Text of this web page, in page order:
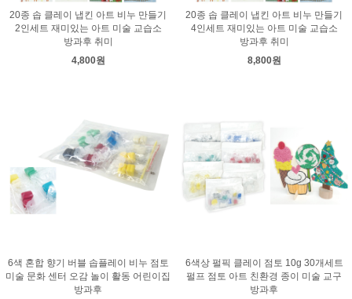
20종 솝 클레이 냅킨 아트 비누 만들기
2인세트 재미있는 아트 미술 교습소
방과후 취미
4,800원
20종 솝 클레이 냅킨 아트 비누 만들기
4인세트 재미있는 아트 미술 교습소
방과후 취미
8,800원
6색 혼합 향기 버블 솝플레이 비누 점토
미술 문화 센터 오감 놀이 활동 어린이집
방과후
6색상 펄픽 클레이 점토 10g 30개세트
펄프 점토 아트 친환경 종이 미술 교구
방과후